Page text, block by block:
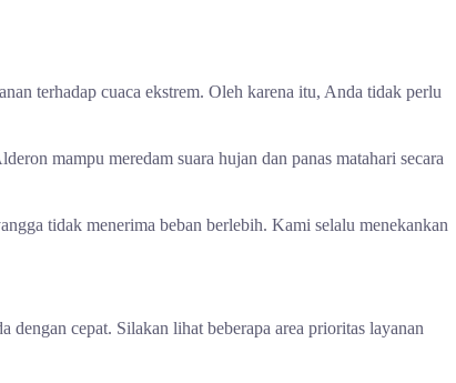
terhadap cuaca ekstrem. Oleh karena itu, Anda tidak perlu
mampu meredam suara hujan dan panas matahari secara
tidak menerima beban berlebih. Kami selalu menekankan
cepat. Silakan lihat beberapa area prioritas layanan